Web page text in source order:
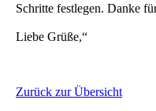
Schritte festlegen. Danke
Liebe Grüße,“
Zurück zur Übersicht